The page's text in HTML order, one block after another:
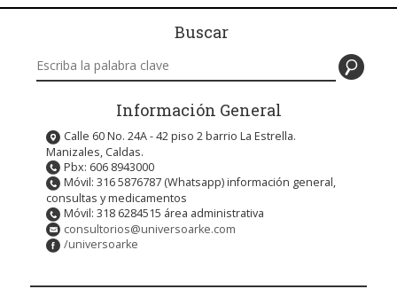
Buscar
Buscar en este sitio
Información General
Calle 60 No. 24A - 42 piso 2 barrio La Estrella.
Manizales, Caldas.
Pbx: 606 8943000
Móvil: 316 5876787 (Whatsapp) información general,
consultas y medicamentos
Móvil: 318 6284515 área administrativa
consultorios@universoarke.com
/universoarke